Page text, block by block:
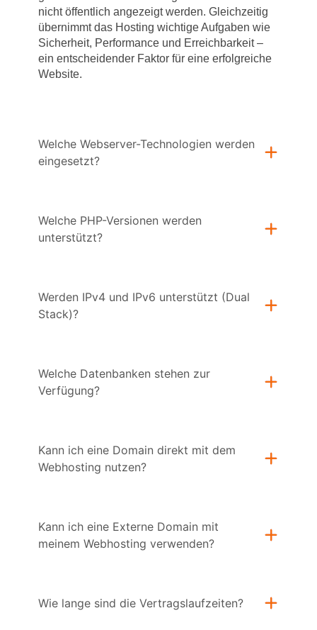
nicht öffentlich angezeigt werden. Gleichzeitig
übernimmt das Hosting wichtige Aufgaben wie
Sicherheit, Performance und Erreichbarkeit –
ein entscheidender Faktor für eine erfolgreiche
Website.
Welche Webserver-Technologien werden
eingesetzt?
Welche PHP-Versionen werden
unterstützt?
Werden IPv4 und IPv6 unterstützt (Dual
Stack)?
Welche Datenbanken stehen zur
Verfügung?
Kann ich eine Domain direkt mit dem
Webhosting nutzen?
Kann ich eine Externe Domain mit
meinem Webhosting verwenden?
Wie lange sind die Vertragslaufzeiten?